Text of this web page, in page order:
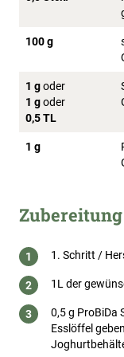
100 g
1 goder
1 goder
0,5 TL
1 g
Zubereitung
1. Schritt /
1L der
0,5 g ProBiDa
Esslöffel